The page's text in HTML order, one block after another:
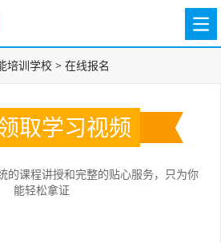
培训学校> 在线报名
取学习视频
的课程讲授和完整的贴心服务，只为你
能轻松拿证